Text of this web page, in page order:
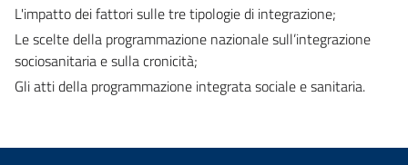
L'impatto dei fattori sulle tre tipologie di integrazione;
Le scelte della programmazione nazionale sull’integrazione
sociosanitaria e sulla cronicità;
Gli atti della programmazione integrata sociale e sanitaria.